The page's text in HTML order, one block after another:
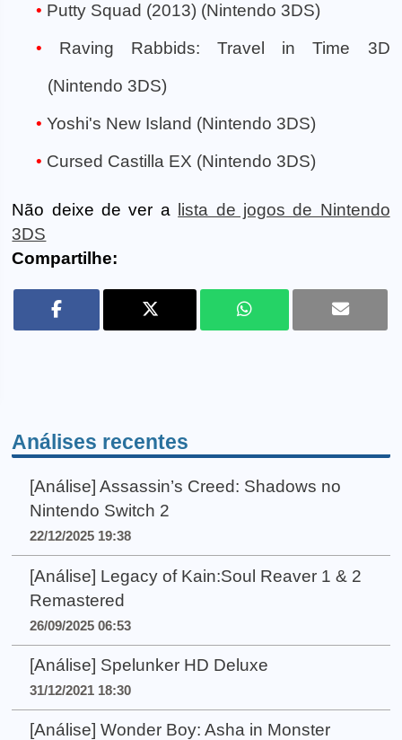
Putty Squad (2013) (Nintendo 3DS)
Raving Rabbids: Travel in Time 3D
(Nintendo 3DS)
Yoshi's New Island (Nintendo 3DS)
Cursed Castilla EX (Nintendo 3DS)
Não deixe de ver a
lista de jogos de Nintendo
3DS
Compartilhe:
Análises recentes
[Análise] Assassin’s Creed: Shadows no
Nintendo Switch 2
22/12/2025 19:38
[Análise] Legacy of Kain:Soul Reaver 1 & 2
Remastered
26/09/2025 06:53
[Análise] Spelunker HD Deluxe
31/12/2021 18:30
[Análise] Wonder Boy: Asha in Monster